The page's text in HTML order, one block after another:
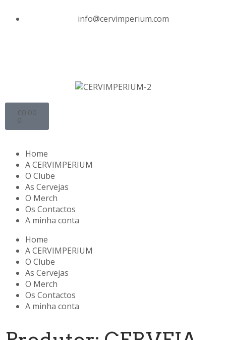
info@cervimperium.com
€0.00
0
Home
A CERVIMPERIUM
O Clube
As Cervejas
O Merch
Os Contactos
A minha conta
Home
A CERVIMPERIUM
O Clube
As Cervejas
O Merch
Os Contactos
A minha conta